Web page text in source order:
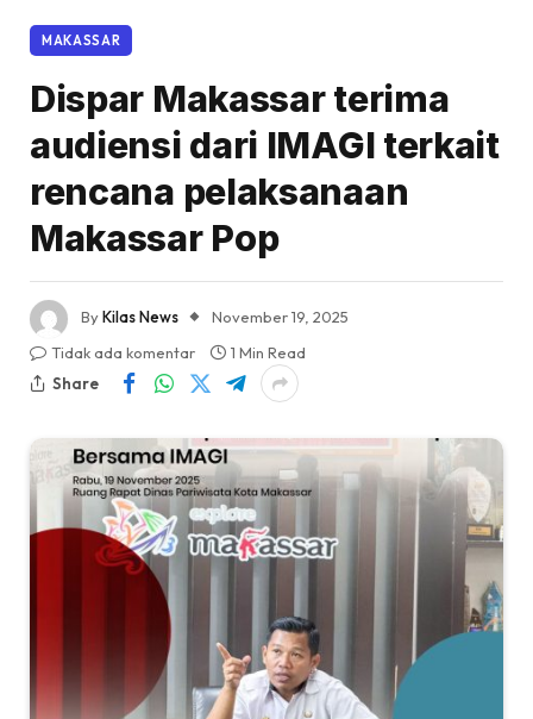
MAKASSAR
Dispar Makassar terima
audiensi dari IMAGI terkait
rencana pelaksanaan
Makassar Pop
ByKilas News
November 19, 2025
Tidak ada komentar
1 Min Read
Share